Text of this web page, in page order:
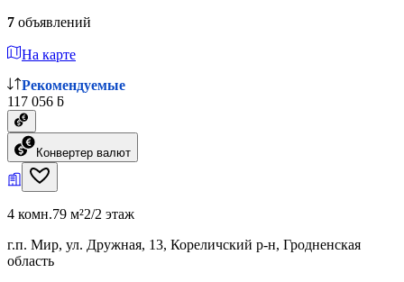
7 объявлений
На карте
Рекомендуемые
117 056 ƃ
Конвертер валют
4 комн.79 м²2/2 этаж
г.п. Мир, ул. Дружная, 13, Кореличский р-н, Гродненская
область